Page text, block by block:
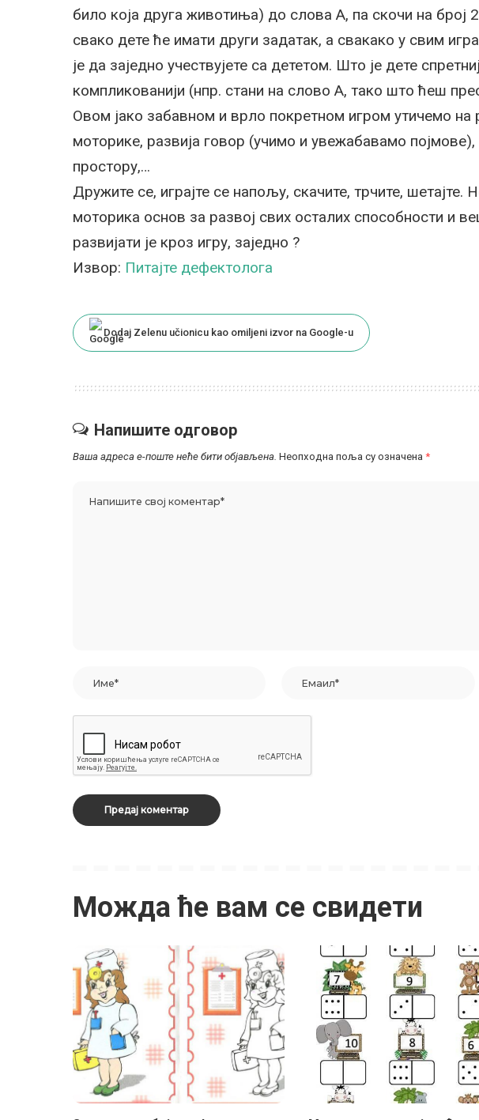
било која друга животиња) до слова А, па скочи на број
свако дете ће имати други задатак, а свакако у свим
је да заједно учествујете са дететом. Што је дете
компликованији (нпр. стани на слово А, тако што ћеш
Овом јако забавном и врло покретном игром утичемо на
моторике, развија говор (учимо и увежабавамо
простору,…
Дружите се, играјте се напољу, скачите, трчите, шетајте.
моторика основ за развој свих осталих способности и
развијати је кроз игру, заједно ?
Извор: Питајте дефектолога
Dodaj Zelenu učionicu kao omiljeni izvor na Google-u
Напишите одговор
Ваша адреса е-поште неће бити објављена. Неопходна поља су означена *
Можда ће вам се свидети